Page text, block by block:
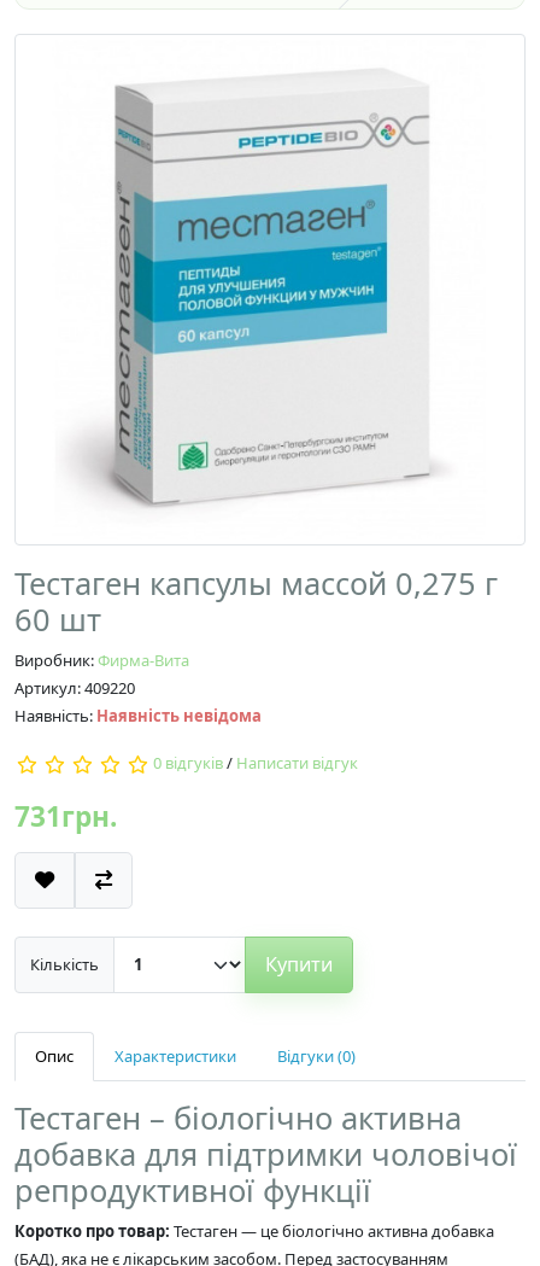
Тестаген капсулы массой 0,275 г
60 шт
Виробник:Фирма-Вита
Артикул: 409220
Наявність: Наявність невідома
0 відгуків/ Написати відгук
731грн.
Кількість Купити
Опис Характеристики Відгуки (0)
Тестаген – біологічно активна
добавка для підтримки чоловічої
репродуктивної функції
Коротко про товар: Тестаген — це біологічно активна добавка
(БАД), яка не є лікарським засобом. Перед застосуванням